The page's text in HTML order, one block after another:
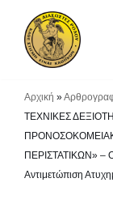
Μεταπηδήστε
Αρχική »
ΤΕΧΝΙΚΕΣ
ΠΕΡΙΣΤΑΤΙΚΩΝ» –
Αντιμετώπιση